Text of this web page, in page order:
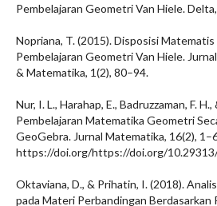
Pembelajaran Geometri Van Hiele.
Nopriana, T. (2015). Disposisi
Pembelajaran Geometri Van Hiele.
& Matematika, 1(2), 80–94.
Nur, I. L., Harahap, E., Badruzzaman, F.
Pembelajaran Matematika Geometri
GeoGebra. Jurnal Matematika, 16(2),
https://doi.org/https://doi.org/
Oktaviana, D., & Prihatin, I. (2018).
pada Materi Perbandingan Berdasarkan